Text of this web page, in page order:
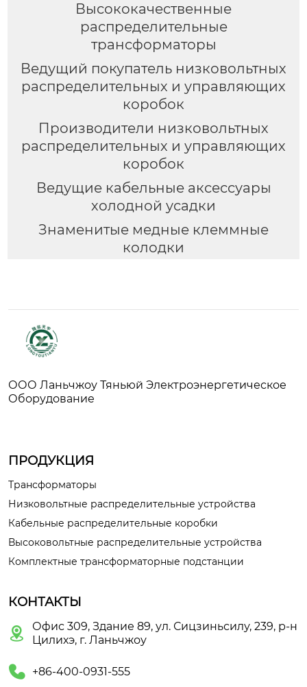
Высококачественные
распределительные
трансформаторы
Ведущий покупатель низковольтных
распределительных и управляющих
коробок
Производители низковольтных
распределительных и управляющих
коробок
Ведущие кабельные аксессуары
холодной усадки
Знаменитые медные клеммные
колодки
ООО Ланьчжоу Тяньюй Электроэнергетическое
Оборудование
ПРОДУКЦИЯ
Трансформаторы
Низковольтные распределительные устройства
Кабельные распределительные коробки
Высоковольтные распределительные устройства
Комплектные трансформаторные подстанции
КОНТАКТЫ

Офис 309, Здание 89, ул. Сицзиньсилу, 239, р-н
Цилихэ, г. Ланьчжоу
 +86-400-0931-555